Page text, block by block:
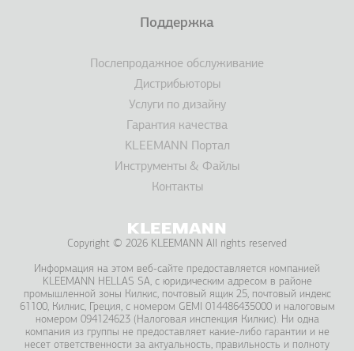
Поддержка
Послепродажное обслуживание
Дистрибьюторы
Услуги по дизайну
Гарантия качества
KLEEMANN Портал
Инструменты & Файлы
Контакты
Copyright © 2026 KLEEMANN All rights reserved
Информация на этом веб-сайте предоставляется компанией
KLEEMANΝ HELLAS SA, с юридическим адресом в районе
промышленной зоны Килкис, почтовый ящик 25, почтовый индекс
61100, Килкис, Греция, с номером GEMI 014486435000 и налоговым
номером 094124623 (Налоговая инспекция Килкис). Ни одна
компания из группы не предоставляет какие-либо гарантии и не
несет ответственности за актуальность, правильность и полноту